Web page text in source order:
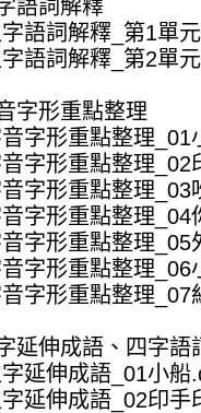
語詞解釋
語詞解釋_第1單
語詞解釋_第2單
字形重點整理
字形重點整理_01
字形重點整理_02
字形重點整理_03
字形重點整理_04
字形重點整理_05
字形重點整理_06
字形重點整理_07
延伸成語、四字語
延伸成語_01小船
延伸成語_02印手